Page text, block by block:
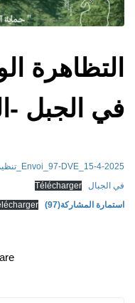
التظاهرة
في الجبل -
في الجبال
Télécharger
استمارة المشاركة(97)